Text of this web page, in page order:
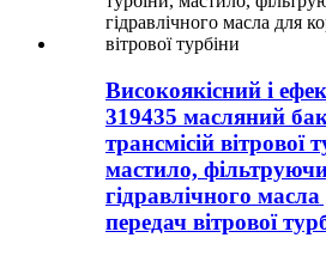
Високоякісний і
319435 масляний
трансмісій вітрової
мастило,
гідравлічного
передач вітрової